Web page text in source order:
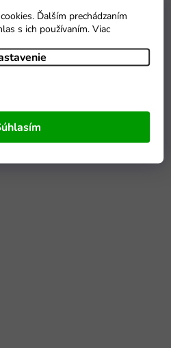
Ďalším prechádzaním
s ich používaním. Viac